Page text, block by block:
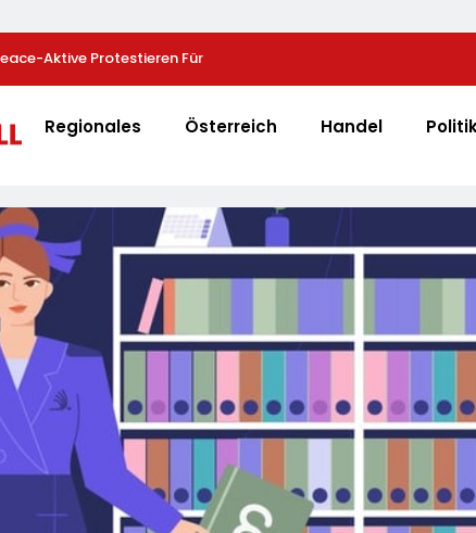
Aktive Protestieren Für
Zerstörten Schutzhülle /
Des Russischen
PRO-S 525 In Der Exklusiven
Regionales Österreich Handel